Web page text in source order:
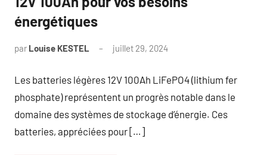
énergétiques
par Louise KESTEL juillet 29, 2024
Les batteries légères 12V 100Ah LiFePO4 (lithium fer
phosphate) représentent un progrès notable dans le
domaine des systèmes de stockage d’énergie. Ces
batteries, appréciées pour […]